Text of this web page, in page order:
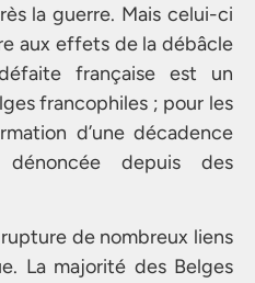
la guerre. Mais celui-ci
aux effets de la débâcle
française est un
francophiles ; pour les
d’une décadence
depuis des
de nombreux liens
La majorité des Belges